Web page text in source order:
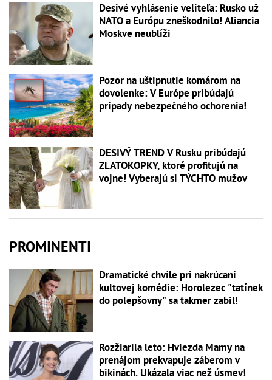
Desivé vyhlásenie veliteľa: Rusko už
NATO a Európu zneškodnilo! Aliancia
Moskve neublíži
Pozor na uštipnutie komárom na
dovolenke: V Európe pribúdajú
prípady nebezpečného ochorenia!
DESIVÝ TREND V Rusku pribúdajú
ZLATOKOPKY, ktoré profitujú na
vojne! Vyberajú si TÝCHTO mužov
PROMINENTI
Dramatické chvíle pri nakrúcaní
kultovej komédie: Horolezec "tatínek
do polepšovny" sa takmer zabil!
Rozžiarila leto: Hviezda Mamy na
prenájom prekvapuje záberom v
bikinách. Ukázala viac než úsmev!